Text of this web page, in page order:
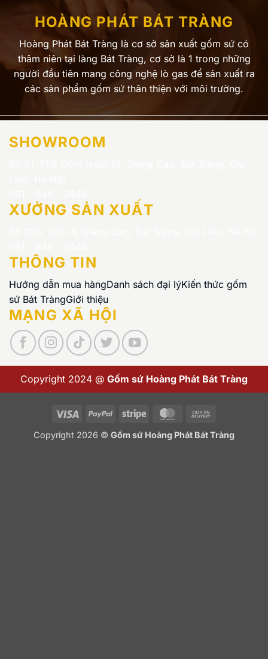
HOÀNG PHÁT BÁT TRÀNG
Hoàng Phát Bát Tràng là cơ sở sản xuất gốm sứ có
thâm niên tại làng Bát Tràng, cơ sở là 1 trong những
người đầu tiên mang công nghệ lò gas để sản xuất ra
các sản phẩm gốm sứ thân thiện với môi trường.
SHOWROOM
XƯỞNG SẢN XUẤT
THÔNG TIN
Hướng dẫn mua hàngDanh sách đại lýKiến thức gốm
sứ Bát TràngGiới thiệu
MẠNG XÃ HỘI
Copyright 2024 @ Gốm sứ Hoàng Phát Bát Tràng
Visa PayPal Stripe MasterCard
Delivery
Copyright 2026 © Gốm sứ Hoàng Phát Bát Tràng